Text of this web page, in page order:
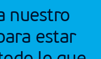
nuestro
estar